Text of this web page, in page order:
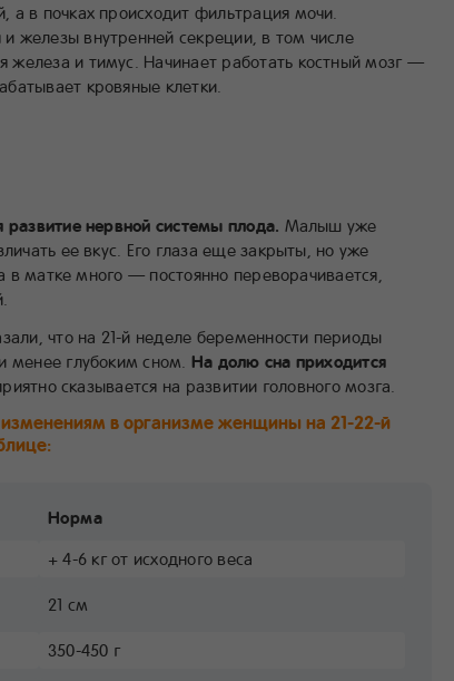
а в почках происходит фильтрация мочи.
железы внутренней секреции, в том числе
железа и тимус. Начинает работать костный мозг —
кровяные клетки.
нервной системы плода. Малыш уже
ее вкус. Его глаза еще закрыты, но уже
в матке много — постоянно переворачивается,
что на 21-й неделе беременности периоды
менее глубоким сном. На долю сна приходится
сказывается на развитии головного мозга.
в организме женщины на 21-22-й
Норма
+ 4-6 кг от исходного веса
21 см
350-450 г